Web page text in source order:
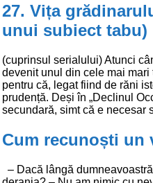
27. Vița
unui subiect tabu)
(cuprinsul serialului) Atunci
devenit unul din cele mai
pentru că, legat fiind de răni
prudență. Deși în „Declinul
secundară, simt că e
Cum recunoști un
– Dacă lângă